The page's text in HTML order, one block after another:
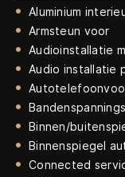
Aluminium
Armsteun voor
Audioinstallatie
Audio installatie
Binnen/
Binnenspiegel
Connected